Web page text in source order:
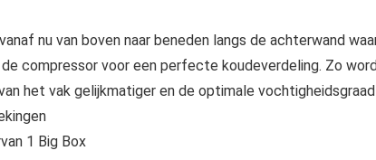
nu van boven naar beneden langs de achterwand
compressor voor een perfecte koudeverdeling. Zo
het vak gelijkmatiger en de optimale vochtigheidsgraad
1 Big Box